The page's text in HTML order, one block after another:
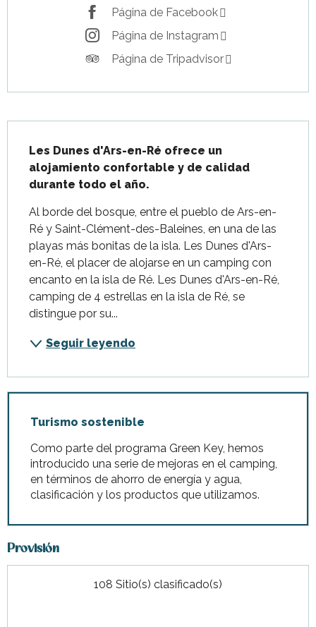
Página de Facebook
Página de Instagram
Página de Tripadvisor
Les Dunes d'Ars-en-Ré ofrece un
alojamiento confortable y de calidad
durante todo el año.
Al borde del bosque, entre el pueblo de Ars-en-
Ré y Saint-Clément-des-Baleines, en una de las
playas más bonitas de la isla. Les Dunes d'Ars-
en-Ré, el placer de alojarse en un camping con
encanto en la isla de Ré. Les Dunes d'Ars-en-Ré,
camping de 4 estrellas en la isla de Ré, se
distingue por su...
Seguir leyendo
Turismo sostenible
Como parte del programa Green Key, hemos
introducido una serie de mejoras en el camping,
en términos de ahorro de energía y agua,
clasificación y los productos que utilizamos.
Provisión
108 Sitio(s) clasificado(s)